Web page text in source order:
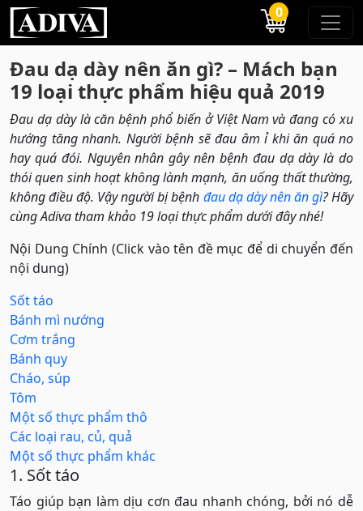
0
Đau dạ dày nên ăn gì? – Mách bạn
19 loại thực phẩm hiệu quả 2019
Đau dạ dày là căn bệnh phổ biến ở Việt Nam và đang có xu
hướng tăng nhanh. Người bệnh sẽ đau âm ỉ khi ăn quá no
hay quá đói. Nguyên nhân gây nên bệnh đau dạ dày là do
thói quen sinh hoạt không lành mạnh, ăn uống thất thường,
không điều độ. Vậy người bị bệnh đau dạ dày nên ăn gì? Hãy
cùng Adiva tham khảo 19 loại thực phẩm dưới đây nhé!
Nội Dung Chính (Click vào tên đề mục để di chuyển đến
nội dung)
Sốt táo
Bánh mì nướng
Cơm trắng
Bánh quy
Cháo, súp
Tôm
Một số thực phẩm thô
Các loại rau, củ, quả
Một số thực phẩm khác
1. Sốt táo
Táo giúp bạn làm dịu cơn đau nhanh chóng, bởi nó dễ